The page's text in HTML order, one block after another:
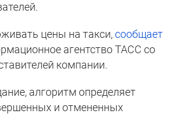
цены на такси,сообщает
агентство ТАСС со
компании.
алгоритм определяет
и отмененных